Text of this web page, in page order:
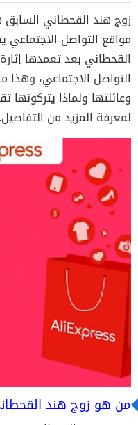
زوج هند القحطاني
مواقع التواصل
القحطاني بعد تعمدها
التواصل الاجتماعي،
وعائلتها ولماذا يتركونها
لمعرفة المزيد من التفاصيل.
من هو زوج هند